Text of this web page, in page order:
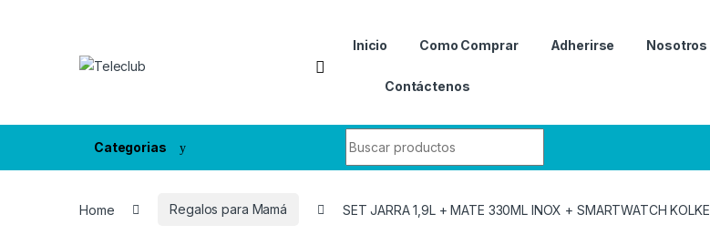
Inicio Como Comprar Adherirse Nosotros
Contáctenos
Categorias
Home Regalos para Mamá SET JARRA 1,9L + MATE 330ML INOX + SMARTWATCH KOLKE